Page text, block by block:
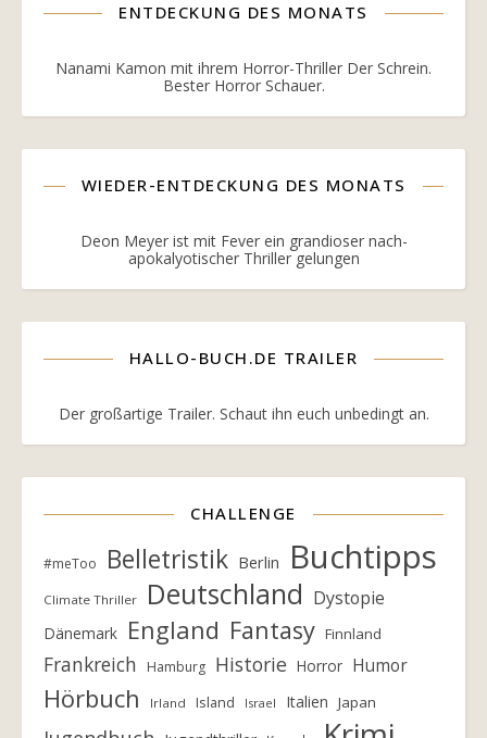
ENTDECKUNG DES MONATS
Nanami Kamon mit ihrem Horror-Thriller Der Schrein.
Bester Horror Schauer.
WIEDER-ENTDECKUNG DES MONATS
Deon Meyer ist mit Fever ein grandioser nach-
apokalyotischer Thriller gelungen
HALLO-BUCH.DE TRAILER
Der großartige Trailer. Schaut ihn euch unbedingt an.
CHALLENGE
#meToo Belletristik Berlin Buchtipps
Climate Thriller Deutschland Dystopie
Dänemark England Fantasy Finnland
Frankreich Hamburg Historie Horror Humor
Hörbuch Irland Island Israel Italien Japan